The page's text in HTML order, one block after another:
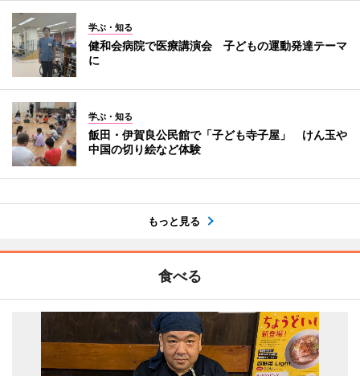
学ぶ・知る
健和会病院で医療講演会 子どもの運動発達テーマ
に
学ぶ・知る
飯田・伊賀良公民館で「子ども寺子屋」 けん玉や
中国の切り絵など体験
もっと見る
食べる